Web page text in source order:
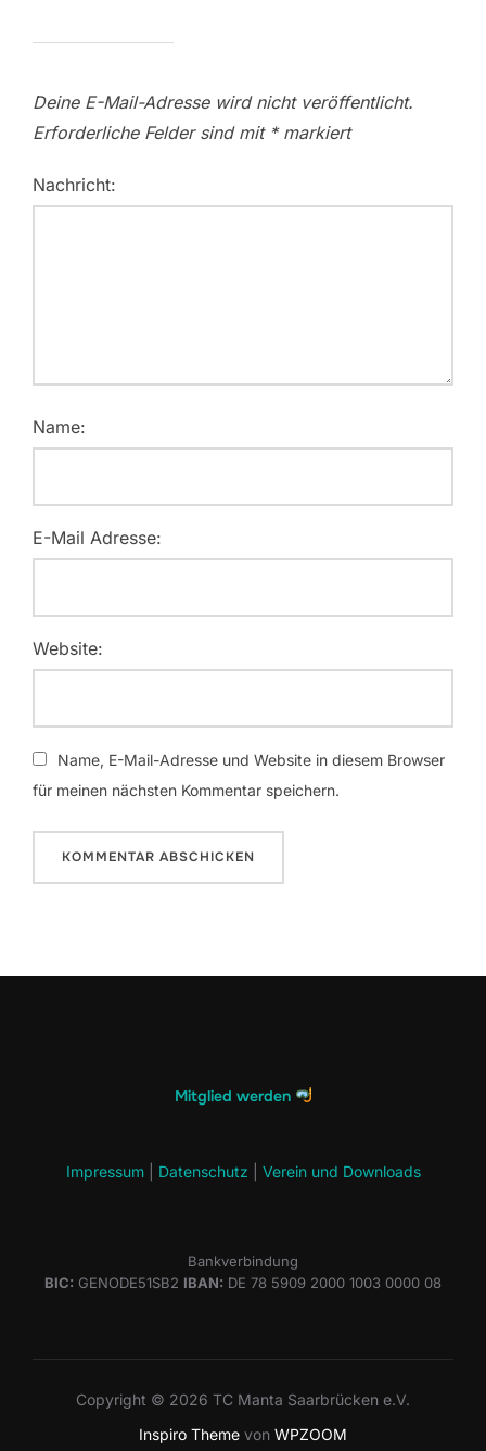
Deine E-Mail-Adresse wird nicht veröffentlicht.
Erforderliche Felder sind mit *markiert
Nachricht:
Name:
E-Mail Adresse:
Website:
Name, E-Mail-Adresse und Website in diesem Browser
für meinen nächsten Kommentar speichern.
Mitglied werden
Impressum| Datenschutz Verein und Downloads
Bankverbindung
BIC: GENODE51SB2 IBAN: DE 78 5909 2000 1003 0000 08
Copyright © 2026 TC Manta Saarbrücken e.V.
Inspiro Theme von WPZOOM